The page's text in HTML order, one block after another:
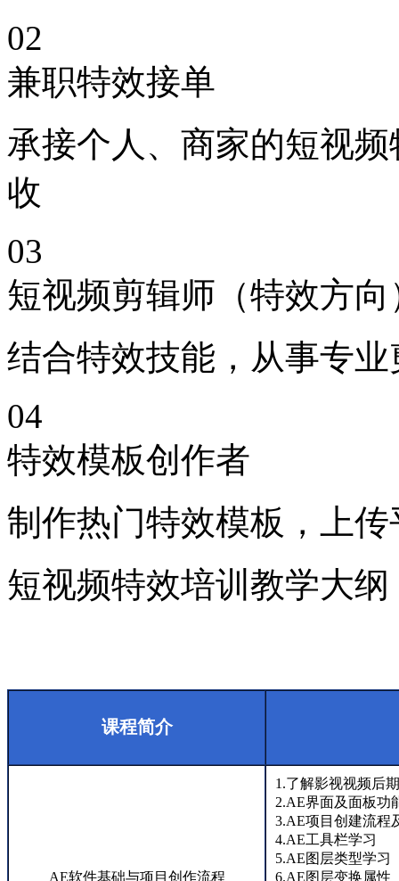
02
兼职特效接单
承接个人、商家的短视
收​
03
短视频剪辑师（特效方向
结合特效技能，从事专
04
特效模板创作者
制作热门特效模板，上
短视频特效培训教学大纲
课程简介
AE软件基础与项目创作流程
1.了解影视视频后
2.AE界面及面板功
3.AE项目创建流程
4.AE工具栏学习
5.AE图层类型学习
6.AE图层变换属性